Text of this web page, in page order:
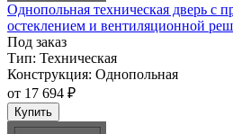
Однопольная техническая дверь с
остеклением и вентиляционной
Под заказ
Тип: Техническая
Конструкция: Однопольная
от 17 694 ₽
Купить